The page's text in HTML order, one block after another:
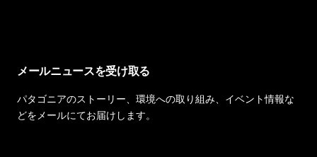
メールニュースを受け取る
パタゴニアのストーリー、環境への取り組み、イベント情報な
どをメールにてお届けします。